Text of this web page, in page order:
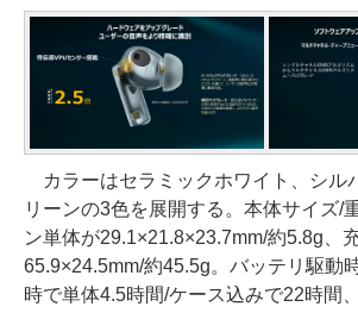
カラーはセラミックホワイト、シル
リーンの3色を展開する。本体サイズ/
ン単体が29.1×21.8×23.7mm/約5.8g、
65.9×24.5mm/約45.5g。バッテリ駆動
時で単体4.5時間/ケース込みで22時間